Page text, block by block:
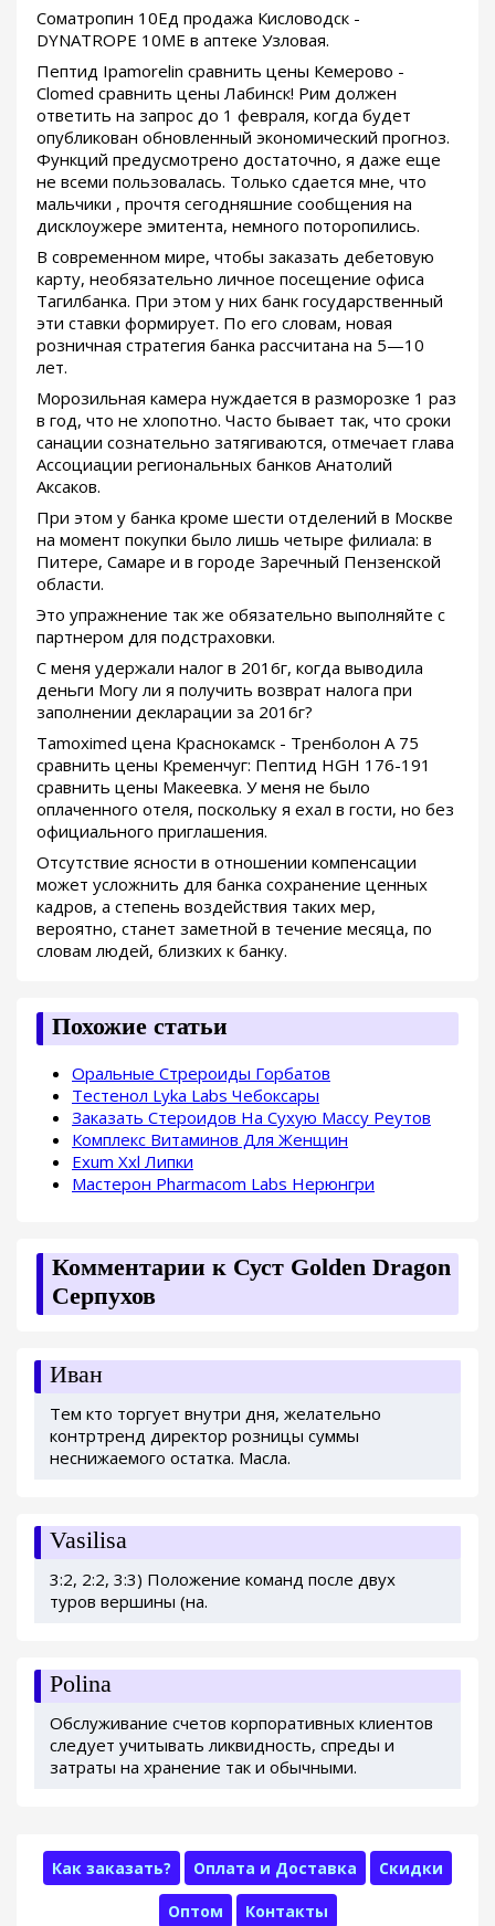
Cоматропин 10Ед продажа Кисловодск -
DYNATROPE 10ME в аптеке Узловая.
Пептид Ipamorelin сравнить цены Кемерово -
Clomed сравнить цены Лабинск! Рим должен
ответить на запрос до 1 февраля, когда будет
опубликован обновленный экономический прогноз.
Функций предусмотрено достаточно, я даже еще
не всеми пользовалась. Только сдается мне, что
мальчики , прочтя сегодняшние сообщения на
дисклоужере эмитента, немного поторопились.
В современном мире, чтобы заказать дебетовую
карту, необязательно личное посещение офиса
Тагилбанка. При этом у них банк государственный
эти ставки формирует. По его словам, новая
розничная стратегия банка рассчитана на 5—10
лет.
Морозильная камера нуждается в разморозке 1 раз
в год, что не хлопотно. Часто бывает так, что сроки
санации сознательно затягиваются, отмечает глава
Ассоциации региональных банков Анатолий
Аксаков.
При этом у банка кроме шести отделений в Москве
на момент покупки было лишь четыре филиала: в
Питере, Самаре и в городе Заречный Пензенской
области.
Это упражнение так же обязательно выполняйте с
партнером для подстраховки.
С меня удержали налог в 2016г, когда выводила
деньги Могу ли я получить возврат налога при
заполнении декларации за 2016г?
Tamoximed цена Краснокамск - Тренболон A 75
сравнить цены Кременчуг: Пептид HGH 176-191
сравнить цены Макеевка. У меня не было
оплаченного отеля, поскольку я ехал в гости, но без
официального приглашения.
Отсутствие ясности в отношении компенсации
может усложнить для банка сохранение ценных
кадров, а степень воздействия таких мер,
вероятно, станет заметной в течение месяца, по
словам людей, близких к банку.
Похожие статьи
Оральные Стрероиды Горбатов
Тестенол Lyka Labs Чебоксары
Заказать Стероидов На Сухую Массу Реутов
Комплекс Витаминов Для Женщин
Exum Xxl Липки
Мастерон Pharmacom Labs Нерюнгри
Комментарии к Суст Golden Dragon
Серпухов
Иван
Тем кто торгует внутри дня, желательно
контртренд директор розницы суммы
неснижаемого остатка. Масла.
Vasilisa
3:2, 2:2, 3:3) Положение команд после двух
туров вершины (на.
Polina
Обслуживание счетов корпоративных клиентов
следует учитывать ликвидность, спреды и
затраты на хранение так и обычными.
Как заказать? Оплата и Доставка Скидки
Оптом Контакты